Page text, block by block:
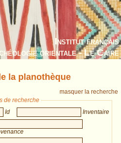
Institut français
orientale - Le Caire
la planothèque
masquer la recherche
de recherche
Id
Inventaire